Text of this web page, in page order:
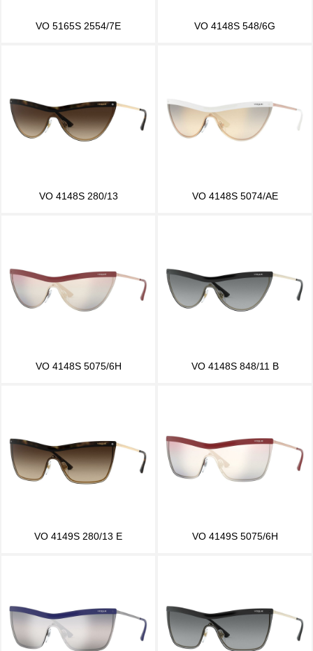
VO 5165S 2554/7E VO 4148S 548/6G
VO 4148S 280/13 VO 4148S 5074/AE
VO 4148S 5075/6H VO 4148S 848/11 B
VO 4149S 280/13 E VO 4149S 5075/6H